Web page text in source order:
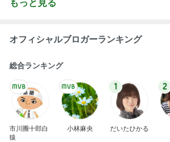
もっと見る
オフィシャルブロガーランキング
総合ランキング
市川團十郎白
猿
小林麻央
1
だいたひかる
2